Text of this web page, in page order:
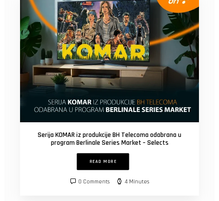
Serija KOMAR iz produkcije BH Telecoma odabrana u
program Berlinale Series Market – Selects
READ MORE
0 Comments 4 Minutes